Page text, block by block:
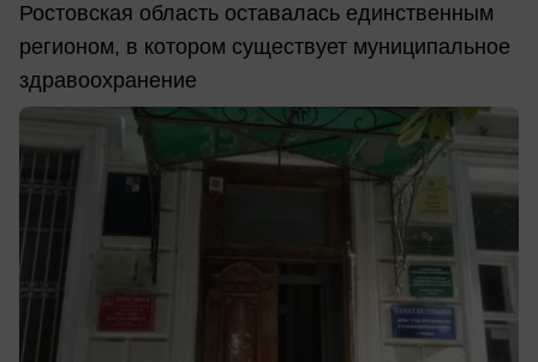
Ростовская область оставалась единственным
регионом, в котором существует муниципальное
здравоохранение